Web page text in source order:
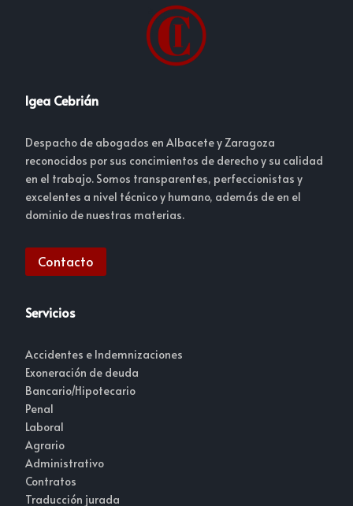
Igea Cebrián
Despacho de abogados en Albacete y Zaragoza
reconocidos por sus concimientos de derecho y su calidad
en el trabajo. Somos transparentes, perfeccionistas y
excelentes a nivel técnico y humano, además de en el
dominio de nuestras materias.
Contacto
Servicios
Accidentes e Indemnizaciones
Exoneración de deuda
Bancario/Hipotecario
Penal
Laboral
Agrario
Administrativo
Contratos
Traducción jurada